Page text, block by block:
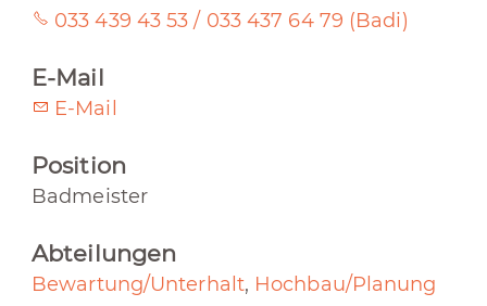
033 439 43 53 / 033 437 64 79 (Badi)
E-Mail
E-Mail
Position
Badmeister
Abteilungen
Bewartung/Unterhalt, Hochbau/Planung